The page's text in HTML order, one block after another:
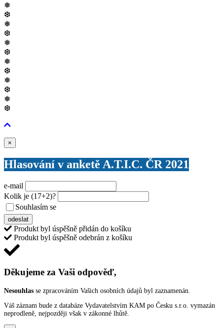
❅
❆
❅
❆
❅
❆
❅
❆
❅
❆
❅
❆
×
Hlasování v anketě A.T.I.C. ČR 2021
e-mail
Kolik je (17+2)?
Souhlasím se
odeslat
Produkt byl úspěšně přidán do košíku
Produkt byl úspěšně odebrán z košíku
Děkujeme za Vaši odpověď,
Nesouhlas se zpracováním Vašich osobních údajů byl zaznamenán.
Váš záznam bude z databáze Vydavatelstvím KAM po Česku s.r.o. vymazán
neprodleně, nejpozději však v zákonné lhůtě.